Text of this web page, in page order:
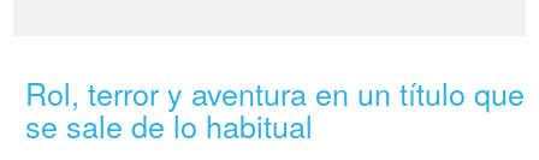
Rol, terror y aventura en un título que
se sale de lo habitual